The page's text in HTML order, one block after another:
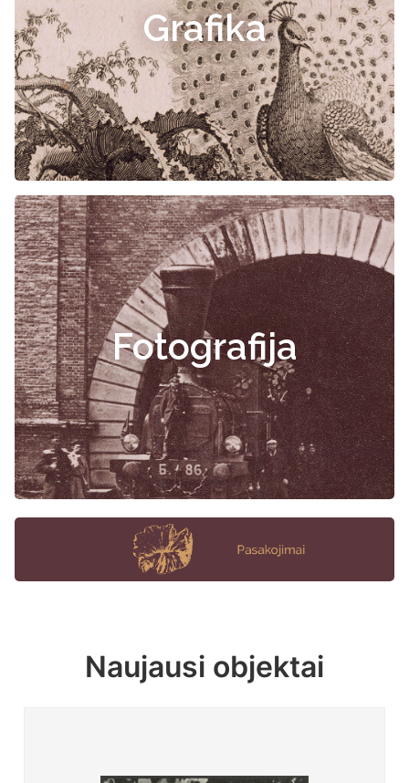
Grafika
Fotografija
Naujausi objektai